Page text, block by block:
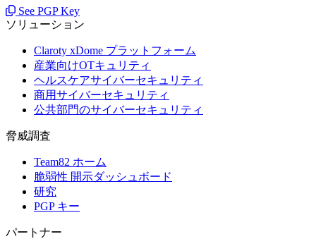
See PGP Key
ソリューション
Claroty xDome プラットフォーム
産業向けOTキュリティ
ヘルスケアサイバーセキュリティ
商用サイバーセキュリティ
公共部門のサイバーセキュリティ
脅威調査
Team82 ホーム
脆弱性 開示ダッシュボード
研究
PGP キー
パートナー